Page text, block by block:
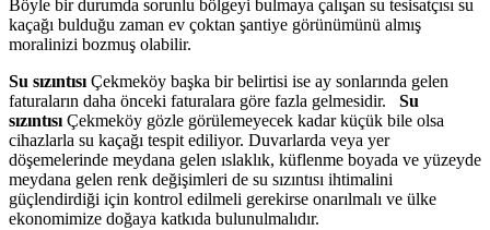
Böyle bir durumda sorunlu bölgeyi bulmaya çalışan su tesisatçısı su
kaçağı bulduğu zaman ev çoktan şantiye görünümünü almış
moralinizi bozmuş olabilir.
Su sızıntısıÇekmeköy başka bir belirtisi ise ay sonlarında gelen
faturaların daha önceki faturalara göre fazla gelmesidir. Su
sızıntısıÇekmeköy gözle görülemeyecek kadar küçük bile olsa
cihazlarla su kaçağı tespit ediliyor. Duvarlarda veya yer
döşemelerinde meydana gelen ıslaklık, küflenme boyada ve yüzeyde
meydana gelen renk değişimleri de su sızıntısı ihtimalini
güçlendirdiği için kontrol edilmeli gerekirse onarılmalı ve ülke
ekonomimize doğaya katkıda bulunulmalıdır.